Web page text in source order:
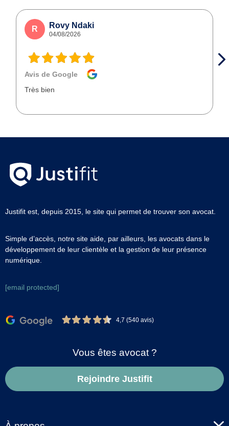
R Rovy Ndaki
04/08/2026
Avis de Google
Très bien
Justifit est, depuis 2015, le site qui permet de trouver son avocat.
Simple d’accès, notre site aide, par ailleurs, les avocats dans le
développement de leur clientèle et la gestion de leur présence
numérique.
[email protected]
4,7 (540 avis)
Vous êtes avocat ?
Rejoindre Justifit